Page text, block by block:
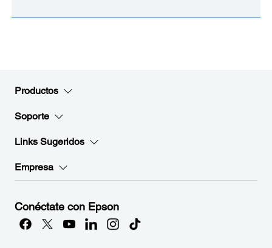
Productos
Soporte
Links Sugeridos
Empresa
Conéctate con Epson